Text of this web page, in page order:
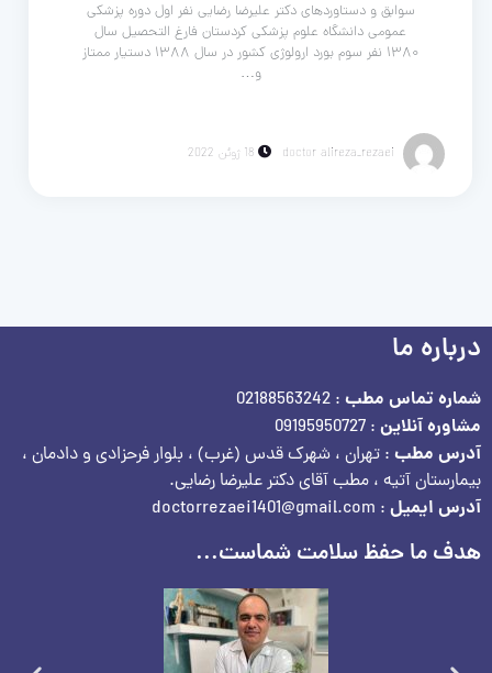
سوابق و دستاوردهای دکتر علیرضا رضایی نفر اول دوره پزشکی
عمومی دانشگاه علوم پزشکی کردستان فارغ التحصیل سال
۱۳۸۰ نفر سوم بورد ارولوژی کشور در سال ۱۳۸۸ دستیار ممتاز
و…
doctor alireza_rezaei 18 ژوئن 2022
درباره ما
شماره تماس مطب : 02188563242
مشاوره آنلاین : 09195950727
آدرس مطب : تهران ، شهرک قدس (غرب) ، بلوار فرحزادی و دادمان ،
بیمارستان آتیه ، مطب آقای دکتر علیرضا رضایی.
آدرس ایمیل : doctorrezaei1401@gmail.com
هدف ما حفظ سلامت شماست...